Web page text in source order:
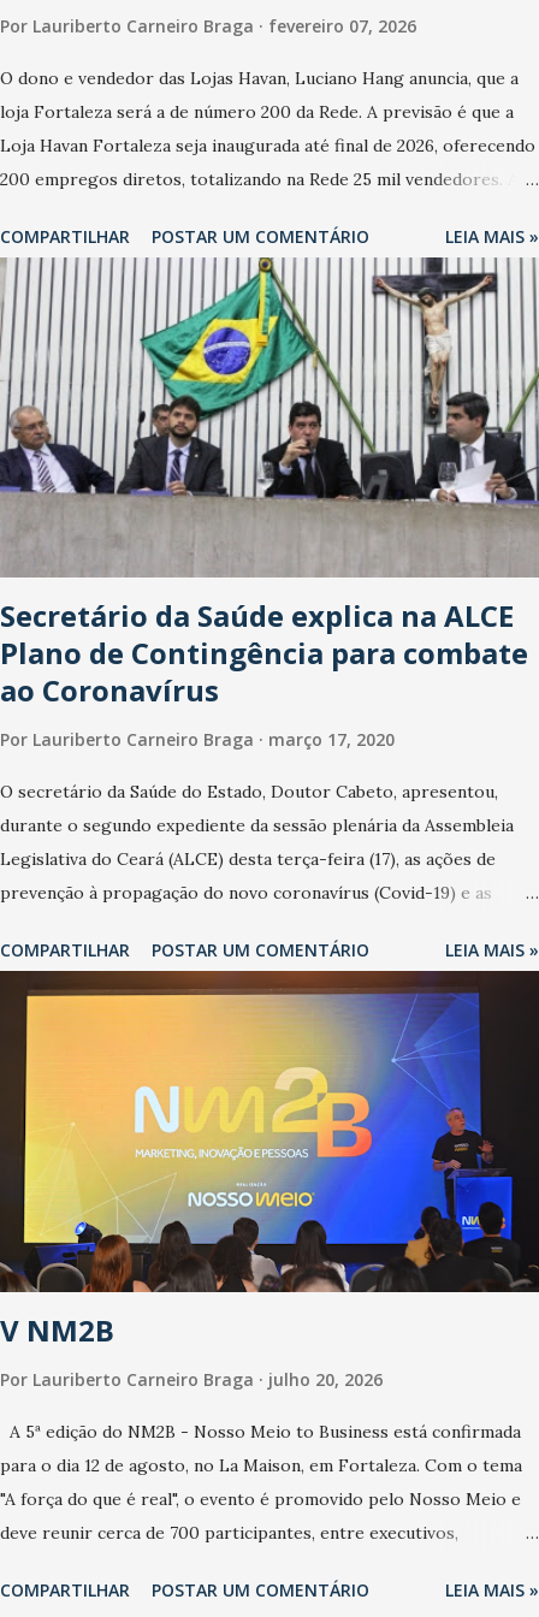
Por Lauriberto Carneiro Braga fevereiro 07, 2026
O dono e vendedor das Lojas Havan, Luciano Hang anuncia, que a
loja Fortaleza será a de número 200 da Rede. A previsão é que a
Loja Havan Fortaleza seja inaugurada até final de 2026, oferecendo
200 empregos diretos, totalizando na Rede 25 mil vendedores. A
oficialmente, mas fontes extraoficiais indicam, que será na Avenida
Washington Soares-Messejana. Uma coisa é certa: será a maior
loja Havan do Brasil.
COMPARTILHAR POSTAR UM COMENTÁRIO LEIA MAIS »
Secretário da Saúde explica na ALCE
Plano de Contingência para combate
ao Coronavírus
Por Lauriberto Carneiro Braga março 17, 2020
O secretário da Saúde do Estado, Doutor Cabeto, apresentou,
durante o segundo expediente da sessão plenária da Assembleia
Legislativa do Ceará (ALCE) desta terça-feira (17), as ações de
prevenção à propagação do novo coronavírus (Covid-19) e as
da pandemia e atendimento aos enfermos. O secretário informou
que o Estado tem desenvolvido um plano de contingência pautado
em formas de reconhecimento da população suspeita e de
cuidados com os ambientes públicos e domiciliares. “Nós não
estamos vivendo uma epidemia comum, como temos em todos os
anos, com aumento de casos de dengue, influenza ou H1N1. Trata-
se de uma epidemia com um vírus diferente, com um poder de
contaminação maior que outros coronavírus”, apontou o
secretário. Segundo ele, é uma epidemia com chance de
contaminação alta, podendo gerar um grande risco à população e
ao sistema de saúde. “Precisamos saber fazer a estratificação do
risco da doença, para não so...
COMPARTILHAR POSTAR UM COMENTÁRIO LEIA MAIS »
V NM2B
Por Lauriberto Carneiro Braga julho 20, 2026
A 5ª edição do NM2B - Nosso Meio to Business está confirmada
para o dia 12 de agosto, no La Maison, em Fortaleza. Com o tema
"A força do que é real", o evento é promovido pelo Nosso Meio e
deve reunir cerca de 700 participantes, entre executivos,
Desde 2022, o NM2B consolidou-se como um dos principais
COMPARTILHAR POSTAR UM COMENTÁRIO LEIA MAIS »